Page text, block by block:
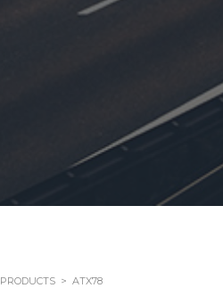
PRODUCTS > ATX78